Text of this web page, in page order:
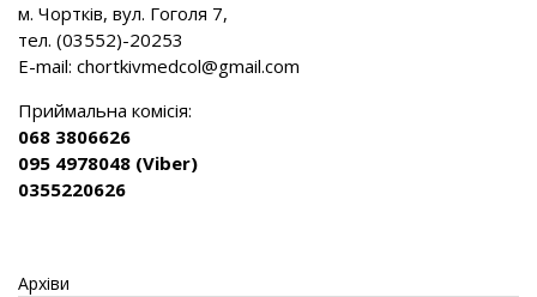
м. Чортків, вул. Гоголя 7,
тел. (03552)-20253
E-mail: chortkivmedcol@gmail.com
Приймальна комісія:
068 3806626
095 4978048 (Viber)
0355220626
Архіви